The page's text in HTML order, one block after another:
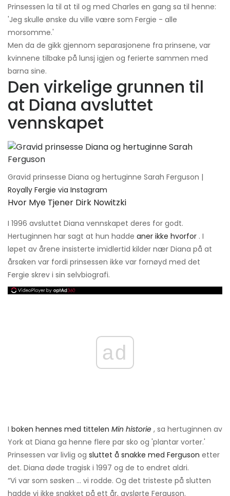
Prinsessen la til at til og med Charles en gang sa til henne:
'Jeg skulle ønske du ville være som Fergie - alle
morsomme.'
Men da de gikk gjennom separasjonene fra prinsene, var
kvinnene tilbake på lunsj igjen og ferierte sammen med
barna sine.
Den virkelige grunnen til
at Diana avsluttet
vennskapet
Gravid prinsesse Diana og hertuginne Sarah Ferguson |
Royally Fergie via Instagram
Hvor Mye Tjener Dirk Nowitzki
I 1996 avsluttet Diana vennskapet deres for godt.
Hertuginnen har sagt at hun hadde aner ikke hvorfor . I
løpet av årene insisterte imidlertid kilder nær Diana på at
årsaken var fordi prinsessen ikke var fornøyd med det
Fergie skrev i sin selvbiografi.
ad
I boken hennes med tittelen Min historie , sa hertuginnen av
York at Diana ga henne flere par sko og 'plantar vorter.'
Prinsessen var livlig og sluttet å snakke med Ferguson etter
det. Diana døde tragisk i 1997 og de to endret aldri.
“Vi var som søsken ... vi rodde. Og det tristeste på slutten
hadde vi ikke snakket på ett år, avslørte Ferguson.